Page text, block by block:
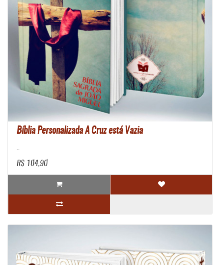
Bíblia Personalizada A Cruz está Vazia
..
R$ 104,90